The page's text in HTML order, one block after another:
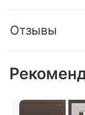
Отзывы